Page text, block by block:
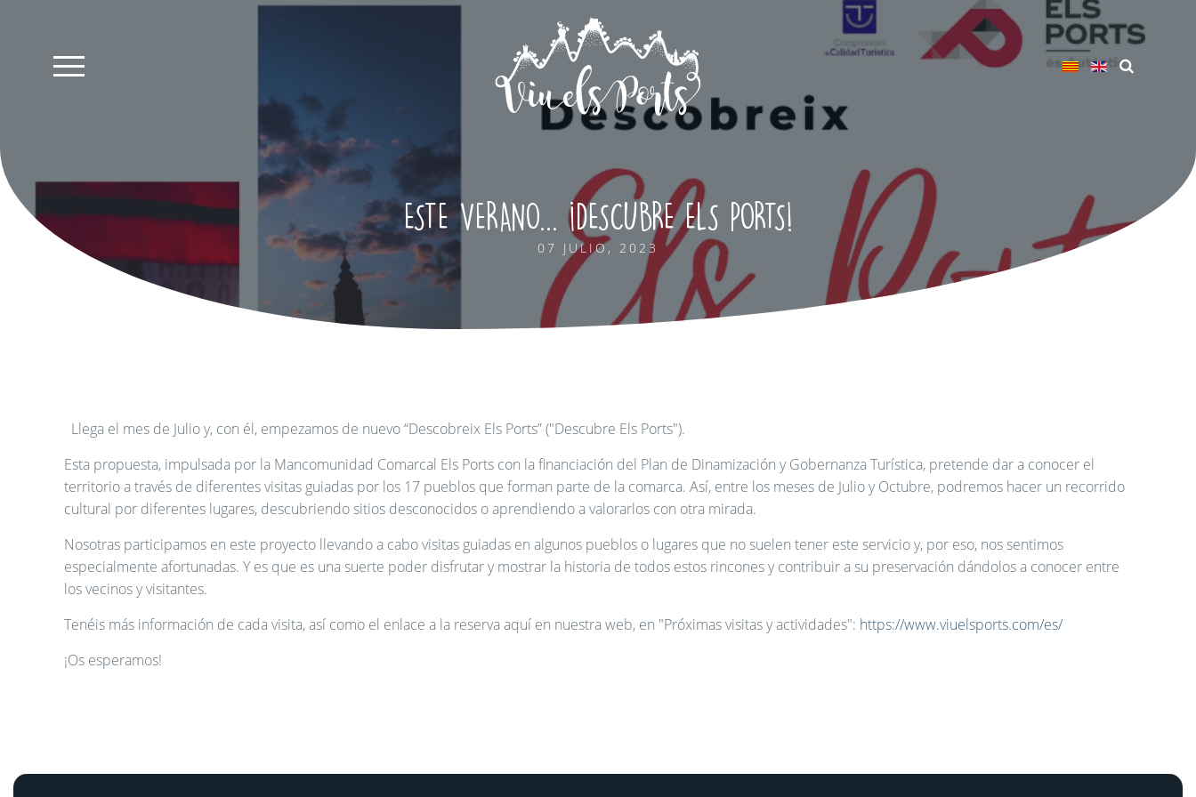
ESTE VERANO... ¡DESCUBRE ELS PORTS!
07 JULIO, 2023
Llega el mes de Julio y, con él, empezamos de nuevo “Descobreix Els Ports” ("Descubre Els Ports").
Esta propuesta, impulsada por la Mancomunidad Comarcal Els Ports con la financiación del Plan de Dinamización y Gobernanza Turística, pretende dar a conocer el
territorio a través de diferentes visitas guiadas por los 17 pueblos que forman parte de la comarca. Así, entre los meses de Julio y Octubre, podremos hacer un recorrido
cultural por diferentes lugares, descubriendo sitios desconocidos o aprendiendo a valorarlos con otra mirada.
Nosotras participamos en este proyecto llevando a cabo visitas guiadas en algunos pueblos o lugares que no suelen tener este servicio y, por eso, nos sentimos
especialmente afortunadas. Y es que es una suerte poder disfrutar y mostrar la historia de todos estos rincones y contribuir a su preservación dándolos a conocer entre
los vecinos y visitantes.
Tenéis más información de cada visita, así como el enlace a la reserva aquí en nuestra web, en "Próximas visitas y actividades": https://www.viuelsports.com/es/
¡Os esperamos!